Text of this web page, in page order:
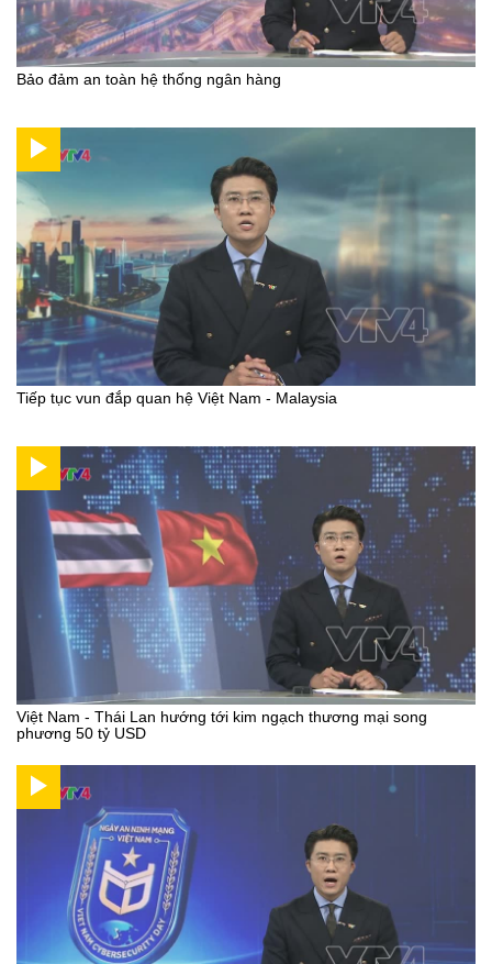
Bảo đảm an toàn hệ thống ngân hàng
Tiếp tục vun đắp quan hệ Việt Nam - Malaysia
Việt Nam - Thái Lan hướng tới kim ngạch thương mại song
phương 50 tỷ USD